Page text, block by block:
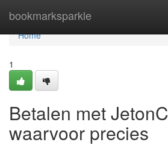
bookmarksparkle
Home
Home
1
Betalen met
waarvoor precies